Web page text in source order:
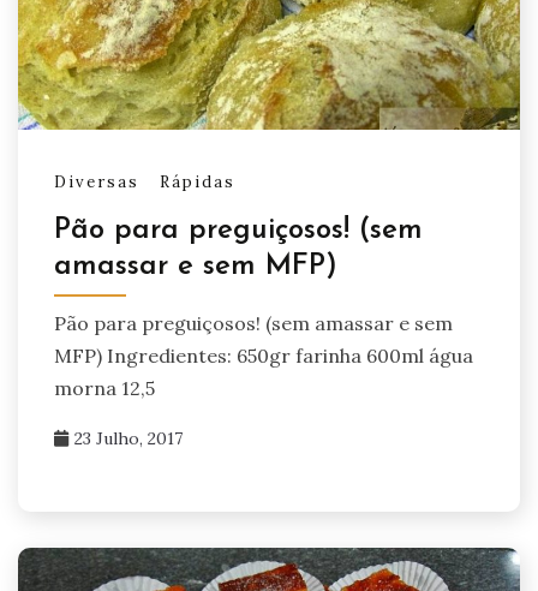
Diversas Rápidas
Pão para preguiçosos! (sem
amassar e sem MFP)
Pão para preguiçosos! (sem amassar e sem
MFP) Ingredientes: 650gr farinha 600ml água
morna 12,5
23 Julho, 2017